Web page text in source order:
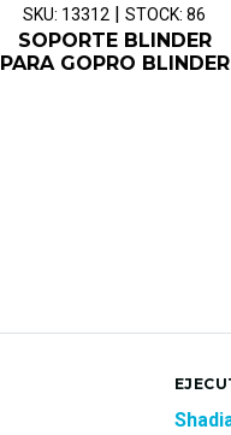
SKU: 13312 | STOCK: 86
SOPORTE BLINDER
PARA GOPRO BLINDER